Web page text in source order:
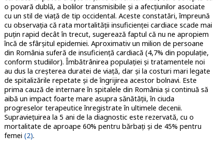
o povară dublă, a bolilor transmisibile și a afecțiunilor asociate
cu un stil de viață de tip occidental. Aceste constatări, împreună
cu observația că rata mortalității insuficienței cardiace scade mai
puțin rapid decât în trecut, sugerează faptul că nu ne apropiem
încă de sfârșitul epidemiei. Aproximativ un milion de persoane
din România suferă de insuficiență cardiacă (4,7% din populație,
conform studiilor). Îmbătrânirea populației și tratamentele noi
au dus la creșterea duratei de viață, dar și la costuri mari legate
de spitalizările repetate și de îngrijirea acestor bolnavi. Este
prima cauză de internare în spitalele din România și continuă să
aibă un impact foarte mare asupra sănătății, în ciuda
progreselor terapeutice înregistrate în ultimele decenii.
Supraviețuirea la 5 ani de la diagnostic este rezervată, cu o
mortalitate de aproape 60% pentru bărbați și de 45% pentru
femei (2).